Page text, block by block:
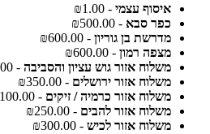
איסוף עצמי - ₪1.00
כפר סבא - ₪500.00
מדרשת בן גוריון - ₪600.00
מצפה רמון - ₪600.00
משלוח אזור גוש עציון והסביבה - ₪400.00
משלוח אזור ירושלים - ₪350.00
משלוח אזור כרמיה / זיקים - ₪100.00
משלוח אזור להבים - ₪250.00
משלוח אזור לכיש - ₪300.00